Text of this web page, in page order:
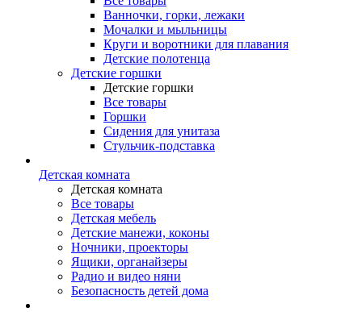
Ванночки, горки, лежаки
Мочалки и мыльницы
Круги и воротники для плавания
Детские полотенца
Детские горшки
Детские горшки
Все товары
Горшки
Сидения для унитаза
Стульчик-подставка
Детская комната
Детская комната
Все товары
Детская мебель
Детские манежи, коконы
Ночники, проекторы
Ящики, органайзеры
Радио и видео няни
Безопасность детей дома